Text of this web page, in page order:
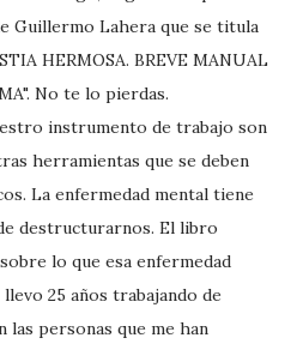
Guillermo Lahera que se titula
HERMOSA. BREVE MANUAL
No te lo pierdas.
instrumento de trabajo son
herramientas que se deben
La enfermedad mental tiene
destructurarnos. El libro
lo que esa enfermedad
25 años trabajando de
las personas que me han